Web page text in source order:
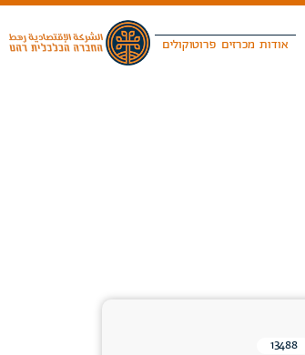
אודות מכרזים פרוטוקולים
13488